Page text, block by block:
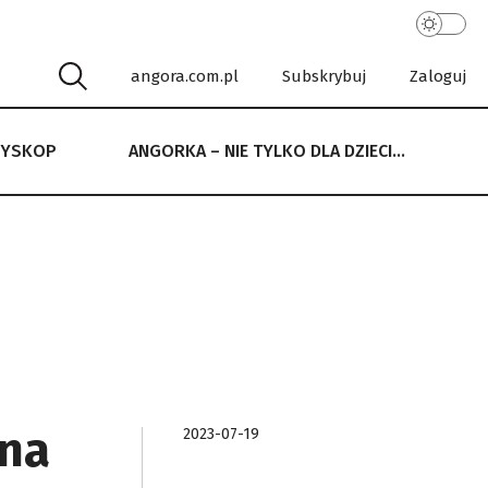
angora.com.pl Subskrybuj Zaloguj
ANGORKA – NIE TYLKO DLA DZIECI…
NIE TYLKO DLA DZIECI…
2023-07-19